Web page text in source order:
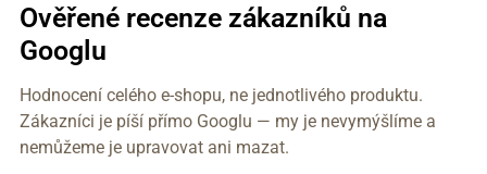
Ověřené recenze zákazníků na
Googlu
Hodnocení celého e-shopu, ne jednotlivého produktu.
Zákazníci je píší přímo Googlu — my je nevymýšlíme a
nemůžeme je upravovat ani mazat.